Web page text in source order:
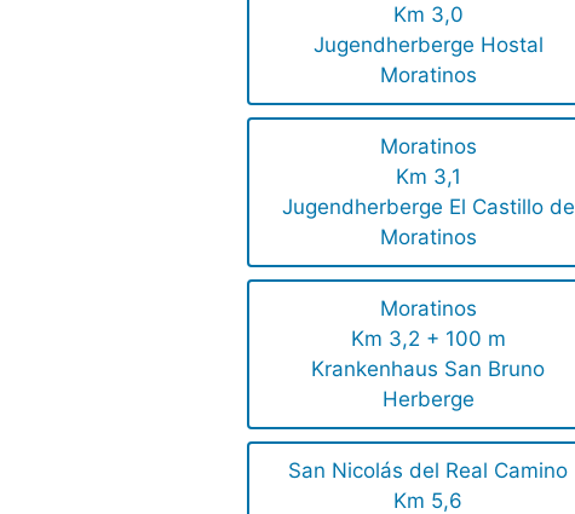
Km 3,0
Jugendherberge Hostal
Moratinos
Moratinos
Km 3,1
Jugendherberge El Castillo de
Moratinos
Moratinos
Km 3,2 + 100 m
Krankenhaus San Bruno
Herberge
San Nicolás del Real Camino
Km 5,6